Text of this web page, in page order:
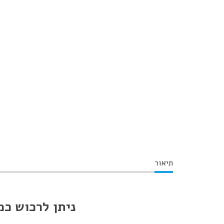
תיאור
ניתן לרכוש